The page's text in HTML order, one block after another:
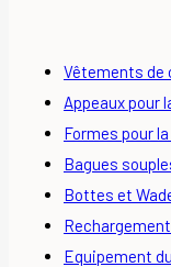
Vêtements de
Appeaux pour
Formes pour
Bagues
Bottes et
Equipement